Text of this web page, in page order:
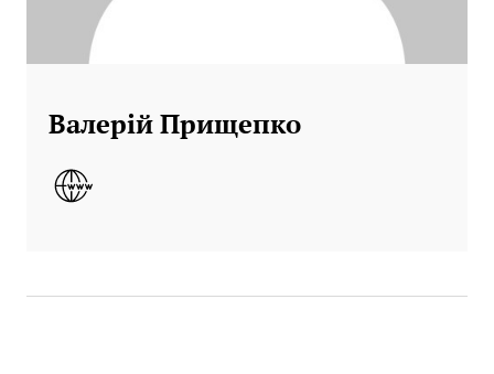
Валерій Прищепко